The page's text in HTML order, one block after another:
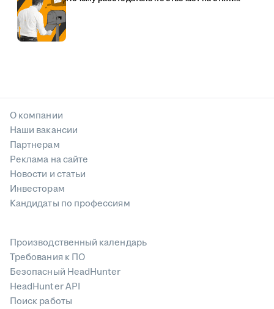
О компании
Наши вакансии
Партнерам
Реклама на сайте
Новости и статьи
Инвесторам
Кандидаты по профессиям
Производственный календарь
Требования к ПО
Безопасный HeadHunter
HeadHunter API
Поиск работы